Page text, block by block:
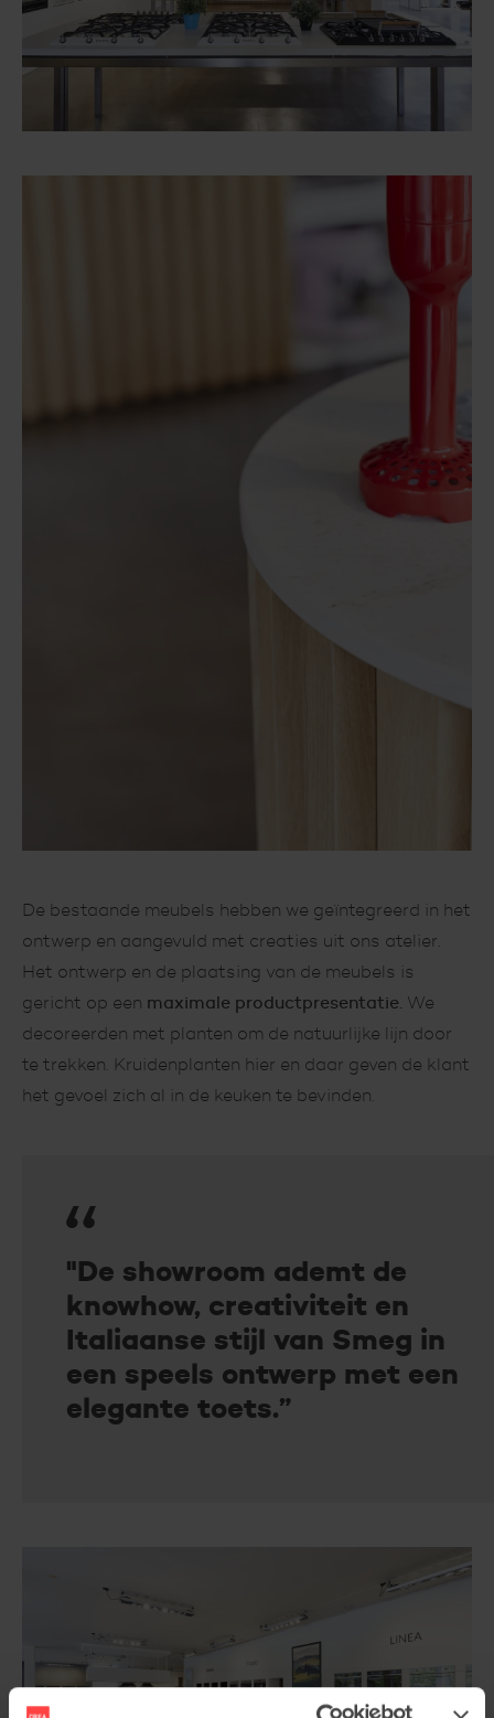
De bestaande meubels hebben we geïntegreerd in het
ontwerp en aangevuld met creaties uit ons atelier.
Het ontwerp en de plaatsing van de meubels is
gericht op een maximale productpresentatie. We
decoreerden met planten om de natuurlijke lijn door
te trekken. Kruidenplanten hier en daar geven de klant
het gevoel zich al in de keuken te bevinden.
"De showroom ademt de
knowhow, creativiteit en
Italiaanse stijl van Smeg in
een speels ontwerp met een
elegante toets.”